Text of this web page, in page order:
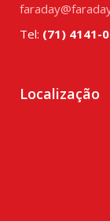
Tel: (71) 4141-
Localização